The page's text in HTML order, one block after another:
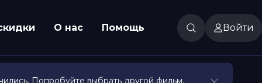
О нас Помощь Войти
Попробуйте выбрать другой фильм.